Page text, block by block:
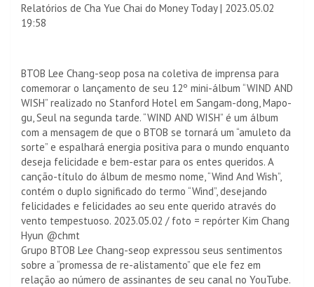
Relatórios de Cha Yue Chai do Money Today| 2023.05.02
19:58
BTOB Lee Chang-seop posa na coletiva de imprensa para
comemorar o lançamento de seu 12º mini-álbum “WIND AND
WISH” realizado no Stanford Hotel em Sangam-dong, Mapo-
gu, Seul na segunda tarde. “WIND AND WISH” é um álbum
com a mensagem de que o BTOB se tornará um “amuleto da
sorte” e espalhará energia positiva para o mundo enquanto
deseja felicidade e bem-estar para os entes queridos. A
canção-título do álbum de mesmo nome, “Wind And Wish”,
contém o duplo significado do termo “Wind”, desejando
felicidades e felicidades ao seu ente querido através do
vento tempestuoso. 2023.05.02 / foto = repórter Kim Chang
Hyun @chmt
Grupo BTOB Lee Chang-seop expressou seus sentimentos
sobre a “promessa de re-alistamento” que ele fez em
relação ao número de assinantes de seu canal no YouTube.